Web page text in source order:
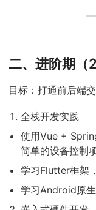
二、进阶期（
目标：打通前后端
全栈开发实践
使用Vue +
简单的设备控制项
学习Flutter框架
学习Android原生